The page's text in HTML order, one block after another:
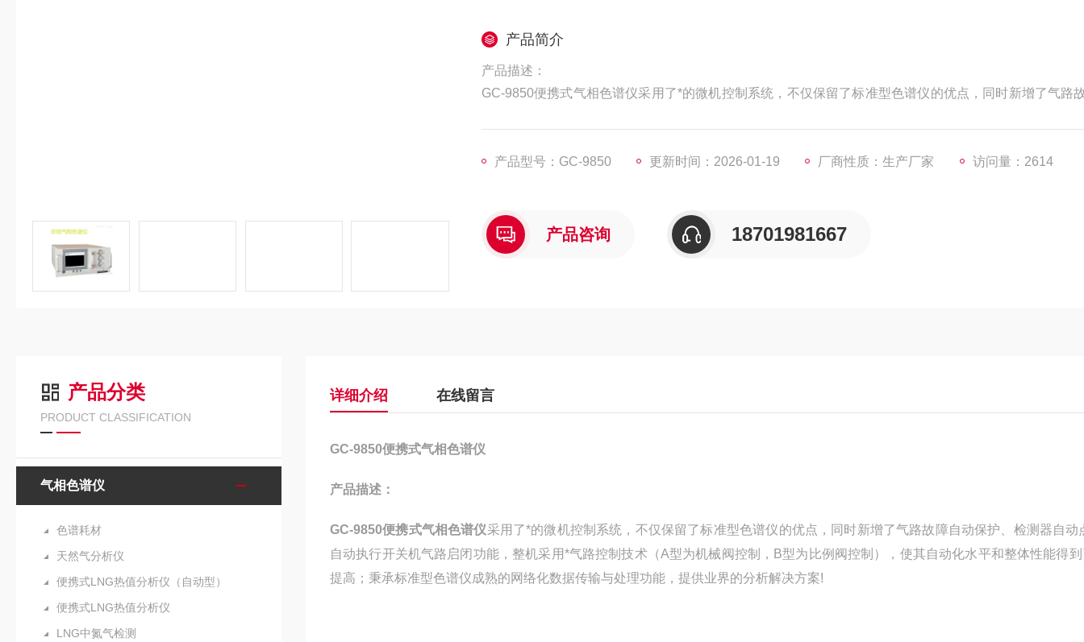
产品简介
产品描述：
GC-9850便携式气相色谱仪采用了*的微机控制系统，不仅保留了标准型色谱仪的优点，同时新增了气路
理功能，提供业界*的分析解决方案!
产品型号：GC-9850 更新时间：2026-01-19 厂商性质：生产厂家 访问量：2614
产品咨询 18701981667
产品分类
PRODUCT CLASSIFICATION
气相色谱仪
色谱耗材
天然气分析仪
便携式LNG热值分析仪（自动型）
便携式LNG热值分析仪
LNG中氮气检测
详细介绍 在线留言
GC-9850便携式气相色谱仪
产品描述：
GC-9850便携式气相色谱仪采用了*的微机控制系统，不仅保留了标准型色谱仪的优点，同时新增了气路故障自动保护、检测器自动
自动执行开关机气路启闭功能，整机采用*气路控制技术（A型为机械阀控制，B型为比例阀控制），使其自动化水平和整体性能得
提高；秉承标准型色谱仪成熟的网络化数据传输与处理功能，提供业界的分析解决方案!